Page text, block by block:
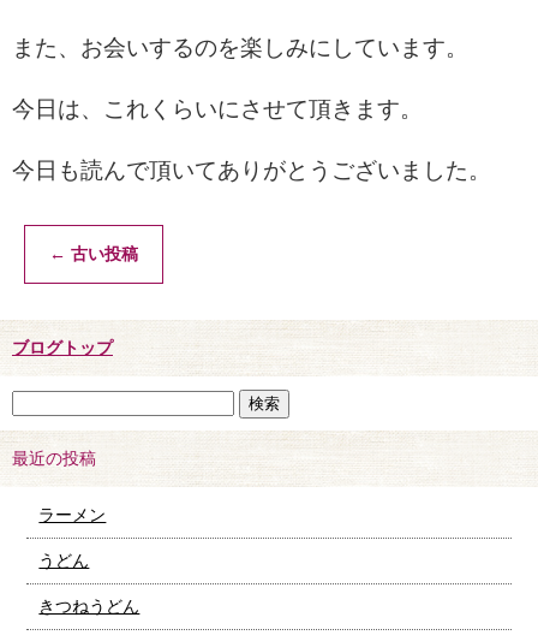
また、お会いするのを楽しみにしています。
今日は、これくらいにさせて頂きます。
今日も読んで頂いてありがとうございました。
← 古い投稿
ブログトップ
最近の投稿
ラーメン
うどん
きつねうどん